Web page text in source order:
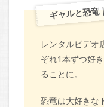
ギャルと恐
レンタルビデオ
ぞれ1本ずつ好
ることに。
恐竜は大好きな